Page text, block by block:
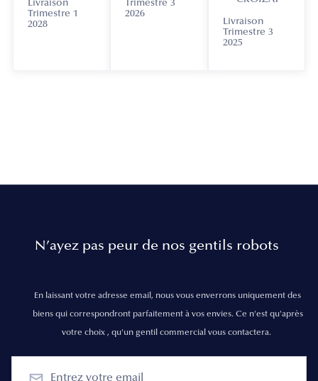
Livraison
Trimestre 1
2028
Trimestre 3
2026
Livraison
Trimestre 3
2025
N’ayez pas peur de nos gentils robots
En laissant votre adresse email, nous vous enverrons uniquement des
biens qui correspondront parfaitement à vos envies. Ce n'est qu'après
votre choix , qu'un gentil commercial vous contactera.